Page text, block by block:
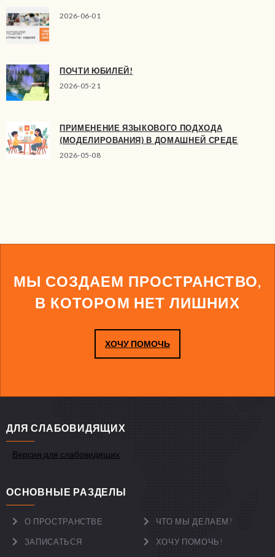
2026-06-01
ПОЧТИ ЮБИЛЕЙ!
2026-05-21
ПРИМЕНЕНИЕ ЯЗЫКОВОГО ПОДХОДА
(МОДЕЛИРОВАНИЯ) В ДОМАШНЕЙ СРЕДЕ
2026-05-08
МЫ СОЗДАЕМ ПРОСТРАНСТВО,
В КОТОРОМ НЕТ ЛИШНИХ
ХОЧУ ПОМОЧЬ
ДЛЯ СЛАБОВИДЯЩИХ
Версия для слабовидящих
ОСНОВНЫЕ РАЗДЕЛЫ
О ПРОСТРАНСТВЕ ЧТО МЫ ДЕЛАЕМ?
ЗАПИСАТЬСЯ ХОЧУ ПОМОЧЬ!